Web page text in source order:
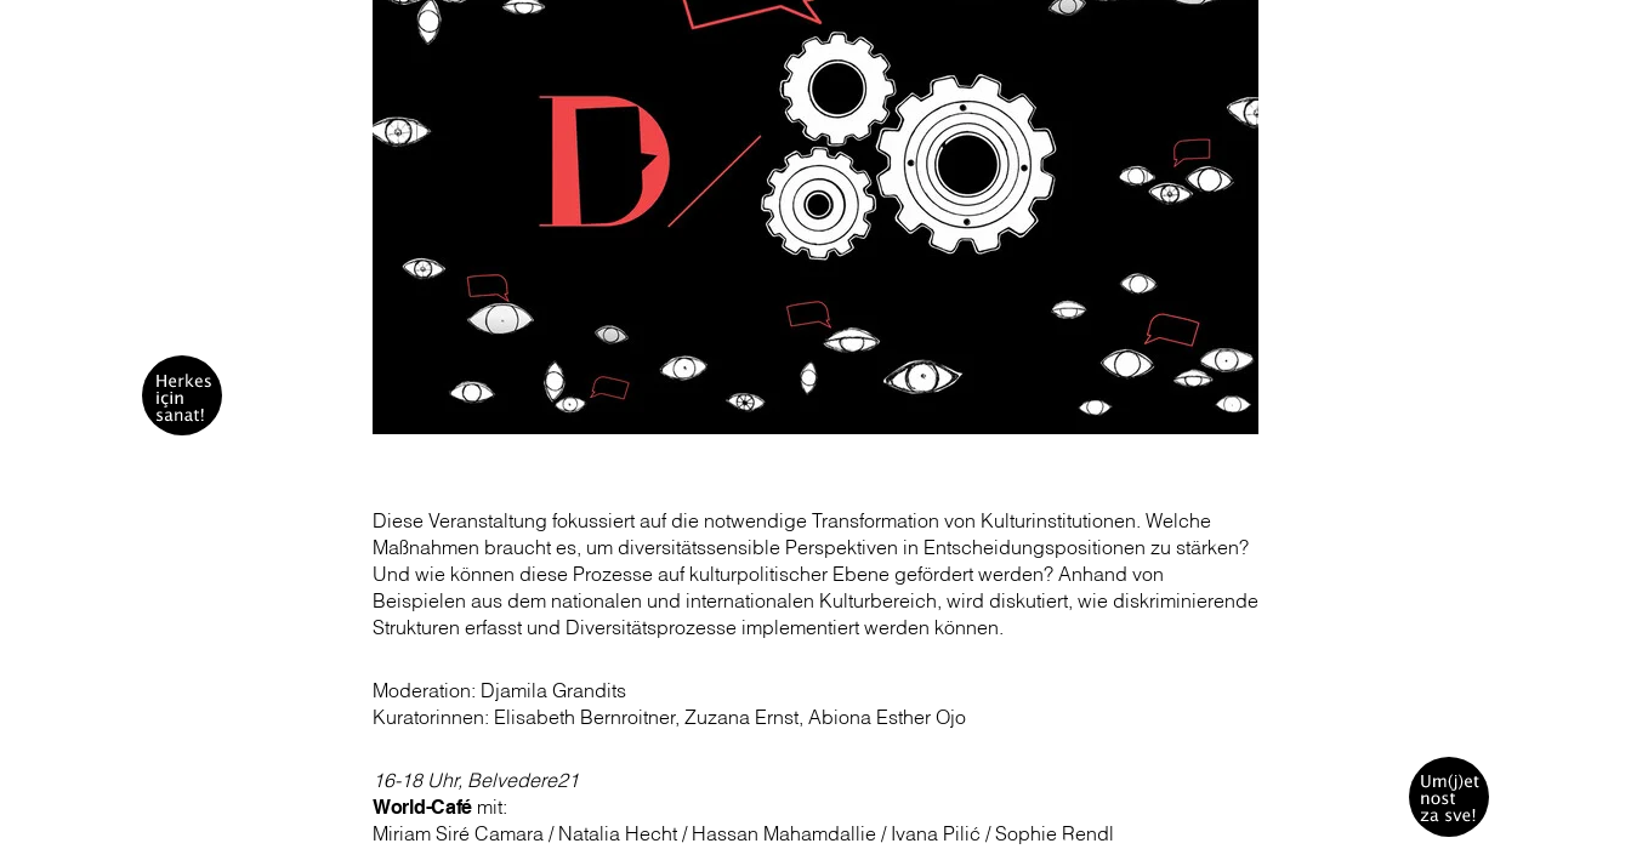
Diese Veranstaltung fokussiert auf die notwendige Transformation von Kulturinstitutionen. Welche
Maßnahmen braucht es, um diversitätssensible Perspektiven in Entscheidungspositionen zu stärken?
Und wie können diese Prozesse auf kulturpolitischer Ebene gefördert werden? Anhand von
Beispielen aus dem nationalen und internationalen Kulturbereich, wird diskutiert, wie diskriminierende
Strukturen erfasst und Diversitätsprozesse implementiert werden können.
Moderation: Djamila Grandits
Kuratorinnen: Elisabeth Bernroitner, Zuzana Ernst, Abiona Esther Ojo
16-18 Uhr, Belvedere21
World-Café mit:
Miriam Siré Camara / Natalia Hecht / Hassan Mahamdallie / Ivana Pilić / Sophie Rendl